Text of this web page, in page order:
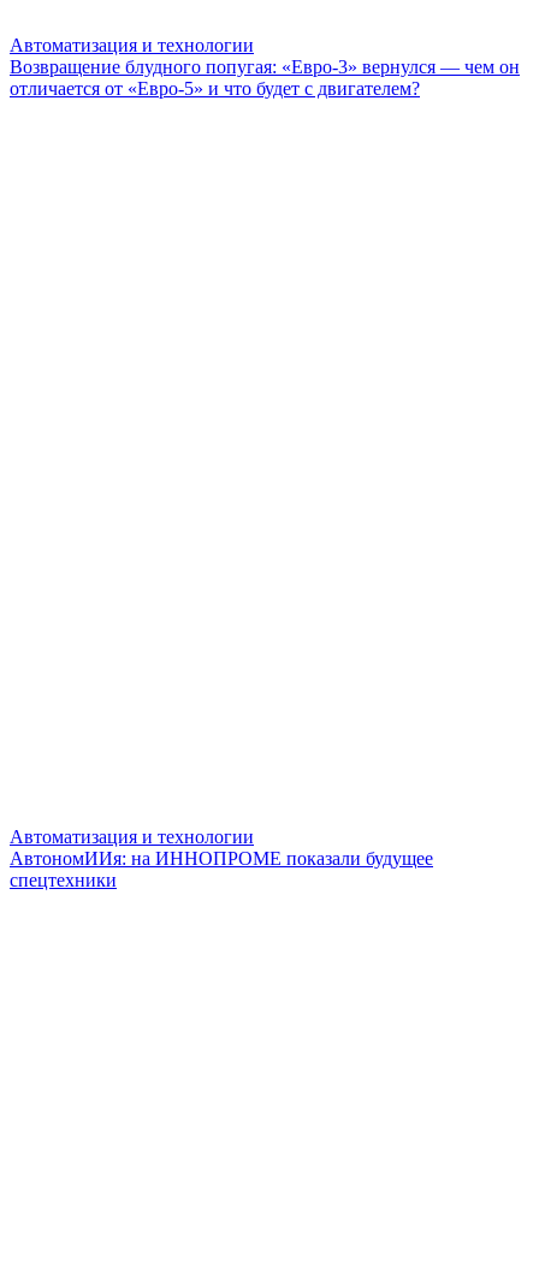
Автоматизация и технологии
Возвращение блудного попугая: «Евро-3» вернулся — чем он
отличается от «Евро-5» и что будет с двигателем?
Автоматизация и технологии
АвтономИИя: на ИННОПРОМЕ показали будущее
спецтехники